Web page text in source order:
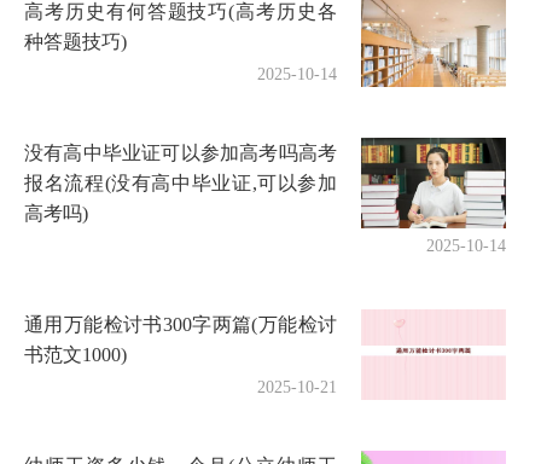
高考历史有何答题技巧(高考历史各
种答题技巧)
2025-10-14
没有高中毕业证可以参加高考吗高考
报名流程(没有高中毕业证,可以参加
高考吗)
2025-10-14
通用万能检讨书300字两篇(万能检讨
书范文1000)
2025-10-21